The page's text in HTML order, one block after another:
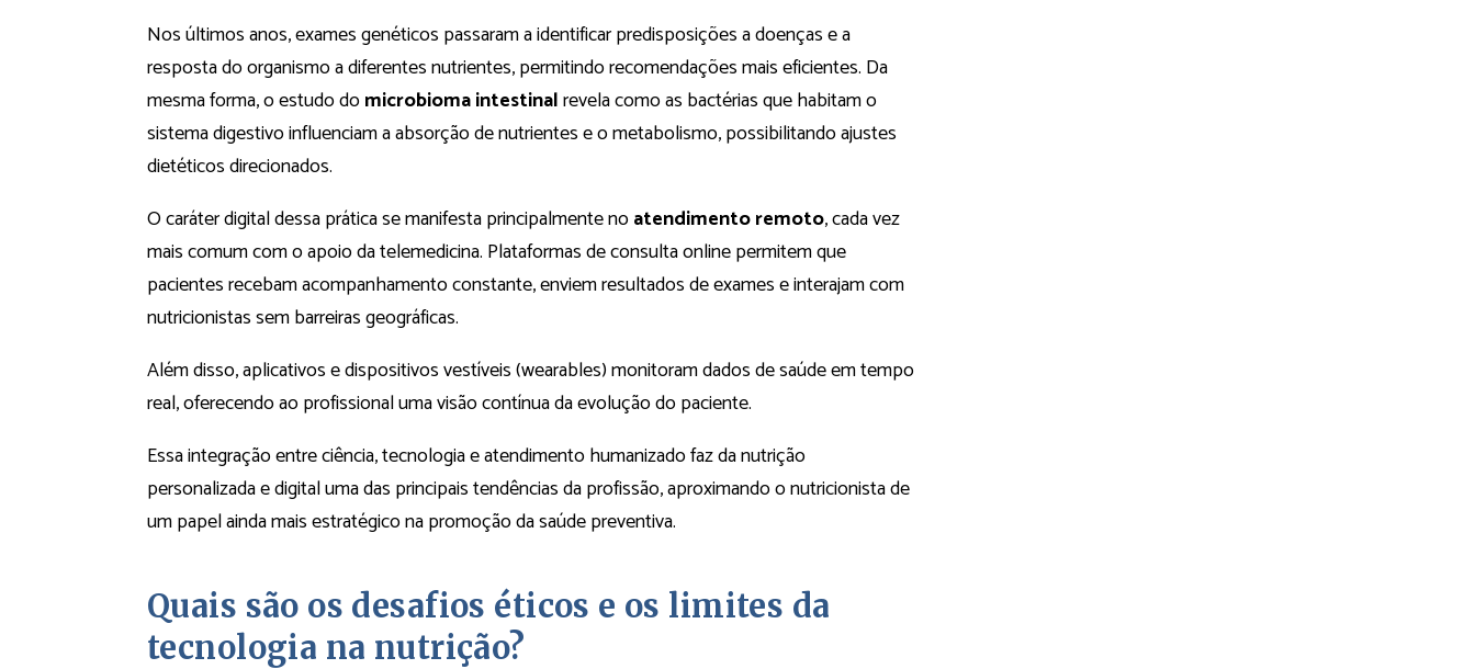
Nos últimos anos, exames genéticos passaram a identificar predisposições a doenças e a
resposta do organismo a diferentes nutrientes, permitindo recomendações mais eficientes. Da
mesma forma, o estudo domicrobioma intestinalrevela como as bactérias que habitam o
sistema digestivo influenciam a absorção de nutrientes e o metabolismo, possibilitando ajustes
dietéticos direcionados.
O caráter digital dessa prática se manifesta principalmente noatendimento remoto, cada vez
mais comum com o apoio da telemedicina. Plataformas de consulta online permitem que
pacientes recebam acompanhamento constante, enviem resultados de exames e interajam com
nutricionistas sem barreiras geográficas.
Além disso, aplicativos e dispositivos vestíveis (wearables) monitoram dados de saúde em tempo
real, oferecendo ao profissional uma visão contínua da evolução do paciente.
Essa integração entre ciência, tecnologia e atendimento humanizado faz da nutrição
personalizada e digital uma das principais tendências da profissão, aproximando o nutricionista de
um papel ainda mais estratégico na promoção da saúde preventiva.
Quais são os desafios éticos e os limites da
tecnologia na nutrição?